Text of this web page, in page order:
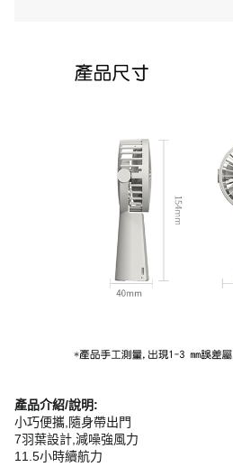
產品介紹/說明:
小巧便攜,隨身帶出門
7羽葉設計,減噪強風力
11.5小時續航力